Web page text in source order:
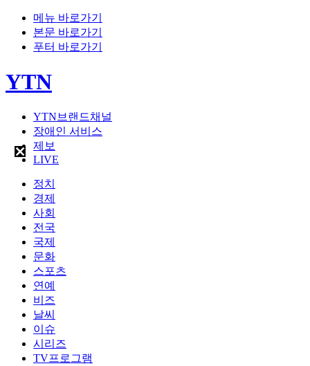
메뉴 바로가기
본문 바로가기
푸터 바로가기
YTN
YTN브랜드채널
장애인 서비스
제보
LIVE
정치
경제
사회
전국
국제
문화
스포츠
연예
비즈
날씨
이슈
시리즈
TV프로그램